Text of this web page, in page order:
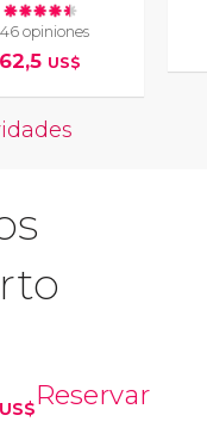
opiniones
62,5 US$
US$Reservar